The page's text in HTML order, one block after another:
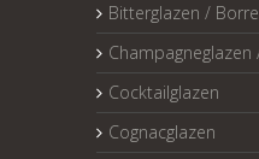
Bitterglazen /
Cocktailglazen
Cognacglazen